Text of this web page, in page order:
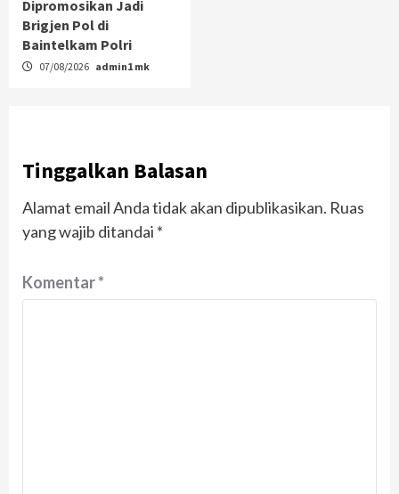
Dipromosikan Jadi
Brigjen Pol di
Baintelkam Polri
07/08/2026 admin1 mk
Tinggalkan Balasan
Alamat email Anda tidak akan dipublikasikan. Ruas
yang wajib ditandai *
Komentar*